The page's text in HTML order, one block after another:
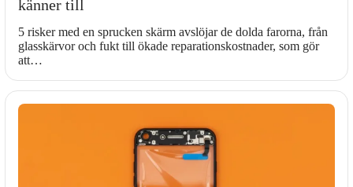
känner till
5 risker med en sprucken skärm avslöjar de dolda farorna, från
glasskärvor och fukt till ökade reparationskostnader, som gör
att…